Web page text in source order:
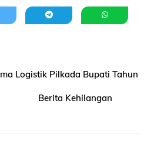
Logistik Pilkada Bupati Tahun
Berita Kehilangan